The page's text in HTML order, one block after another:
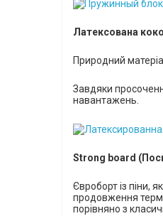
Латексована
Природний
Завдяки
навантажень.
Strong board
Євроборт із піни,
продовження
порівняно з